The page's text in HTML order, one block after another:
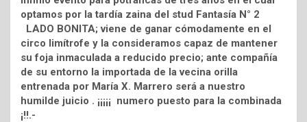
optamos por la tardía zaina del stud Fantasía N° 2
LADO BONITA; viene de ganar cómodamente en el
circo limítrofe y la consideramos capaz de mantener
su foja inmaculada a reducido precio; ante compañía
de su entorno la importada de la vecina orilla
entrenada por María X. Marrero será a nuestro
humilde juicio . ¡¡¡¡¡ numero puesto para la combinada
¡!!.-